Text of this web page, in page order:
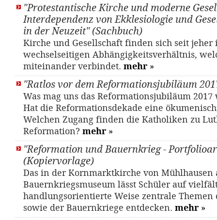
"Protestantische Kirche und moderne
Interdependenz von Ekklesiologie und
in der Neuzeit" (Sachbuch)
Kirche und Gesellschaft finden sich seit jeher
wechselseitigen Abhängigkeitsverhältnis,
miteinander verbindet. mehr »
"Ratlos vor dem Reformationsjubiläum
Was mag uns das Reformationsjubiläum
Hat die Reformationsdekade eine
Welchen Zugang finden die Katholiken zu
Reformation? mehr »
"Reformation und Bauernkrieg -
(Kopiervorlage)
Das in der Kornmarktkirche von Mühlhausen
Bauernkriegsmuseum lässt Schüler auf
handlungsorientierte Weise zentrale Themen
sowie der Bauernkriege entdecken. mehr »